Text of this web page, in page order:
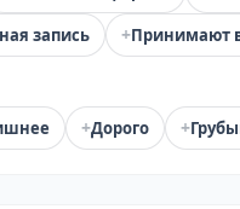
запись +Принимают
+Дорого +